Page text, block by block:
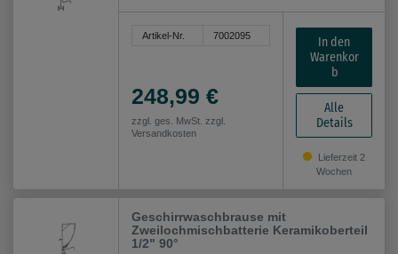
Artikel-Nr. 7002095
248,99 €
zzgl. ges. MwSt. zzgl.
Versandkosten
In den
Warenkor
b
Alle
Details
Lieferzeit 2
Wochen
Geschirrwaschbrause mit
Zweilochmischbatterie Keramikoberteil
1/2" 90°